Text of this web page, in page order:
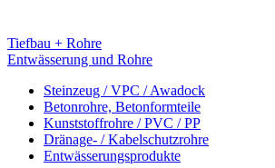
Tiefbau + Rohre
Entwässerung und Rohre
Steinzeug / VPC / Awadock
Betonrohre, Betonformteile
Kunststoffrohre / PVC / PP
Dränage- / Kabelschutzrohre
Entwässerungsprodukte